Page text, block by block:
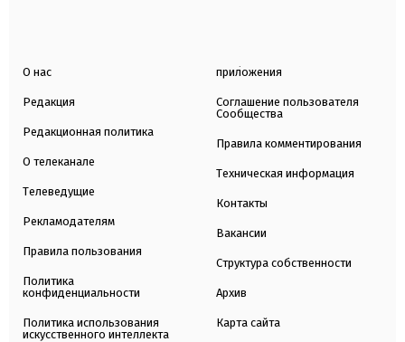
О нас
Редакция
Редакционная политика
О телеканале
Телеведущие
Рекламодателям
Правила пользования
Политика
конфиденциальности
Политика использования
искусственного интеллекта
приложения
Соглашение пользователя
Сообщества
Правила комментирования
Техническая информация
Контакты
Вакансии
Структура собственности
Архив
Карта сайта